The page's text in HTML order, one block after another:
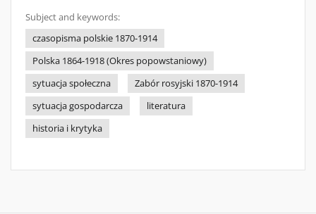
Subject and keywords:
czasopisma polskie 1870-1914
Polska 1864-1918 (Okres popowstaniowy)
sytuacja społeczna
Zabór rosyjski 1870-1914
sytuacja gospodarcza
literatura
historia i krytyka